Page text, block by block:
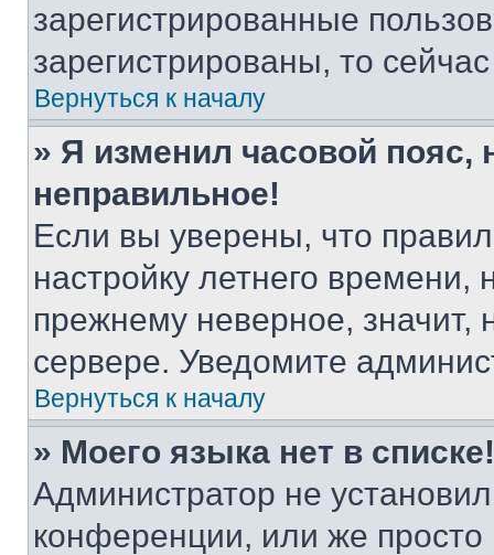
зарегистрированные
зарегистрированы, то
Вернуться к началу
» Я изменил часовой пояс,
неправильное!
Если вы уверены, что
настройку летнего
прежнему неверное, значит,
сервере. Уведомите
Вернуться к началу
» Моего языка нет в списке!
Администратор не
конференции, или же